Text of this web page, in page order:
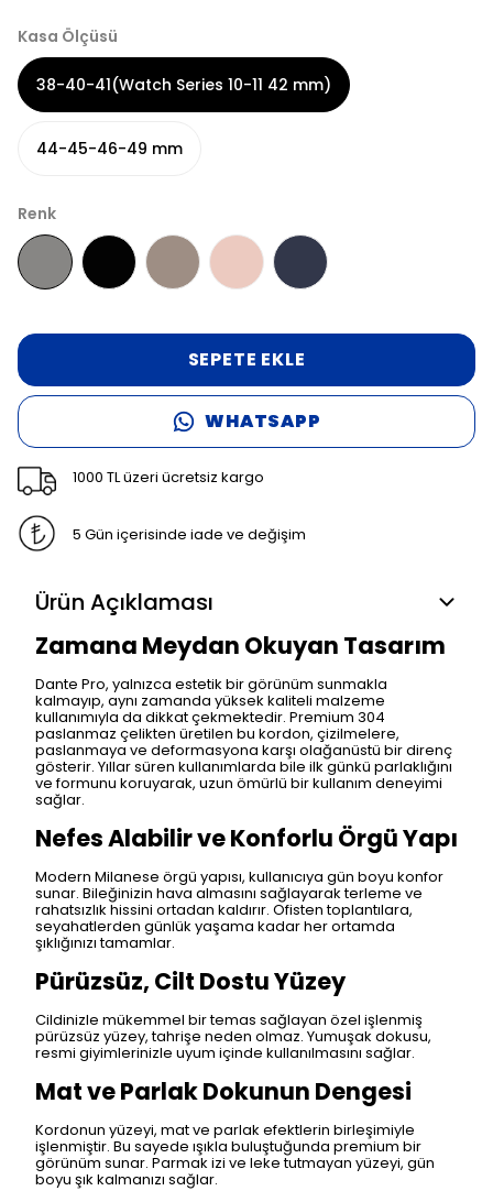
Kasa Ölçüsü
38-40-41(Watch Series 10-11 42 mm)
44-45-46-49 mm
Renk
SEPETE EKLE
WHATSAPP
1000 TL üzeri ücretsiz kargo
5 Gün içerisinde iade ve değişim
Ürün Açıklaması
Zamana Meydan Okuyan Tasarım
Dante Pro, yalnızca estetik bir görünüm sunmakla
kalmayıp, aynı zamanda yüksek kaliteli malzeme
kullanımıyla da dikkat çekmektedir. Premium 304
paslanmaz çelikten üretilen bu kordon, çizilmelere,
paslanmaya ve deformasyona karşı olağanüstü bir direnç
gösterir. Yıllar süren kullanımlarda bile ilk günkü parlaklığını
ve formunu koruyarak, uzun ömürlü bir kullanım deneyimi
sağlar.
Nefes Alabilir ve Konforlu Örgü Yapı
Modern Milanese örgü yapısı, kullanıcıya gün boyu konfor
sunar. Bileğinizin hava almasını sağlayarak terleme ve
rahatsızlık hissini ortadan kaldırır. Ofisten toplantılara,
seyahatlerden günlük yaşama kadar her ortamda
şıklığınızı tamamlar.
Pürüzsüz, Cilt Dostu Yüzey
Cildinizle mükemmel bir temas sağlayan özel işlenmiş
pürüzsüz yüzey, tahrişe neden olmaz. Yumuşak dokusu,
resmi giyimlerinizle uyum içinde kullanılmasını sağlar.
Mat ve Parlak Dokunun Dengesi
Kordonun yüzeyi, mat ve parlak efektlerin birleşimiyle
işlenmiştir. Bu sayede ışıkla buluştuğunda premium bir
görünüm sunar. Parmak izi ve leke tutmayan yüzeyi, gün
boyu şık kalmanızı sağlar.